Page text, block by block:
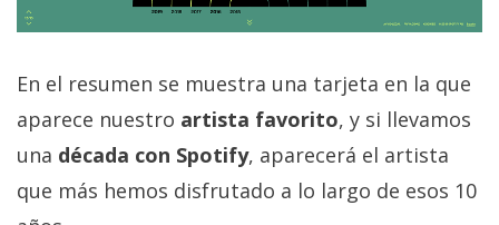
En el resumen se muestra una tarjeta en la que
aparece nuestro artista favorito, y si llevamos
una década con Spotify, aparecerá el artista
que más hemos disfrutado a lo largo de esos 10